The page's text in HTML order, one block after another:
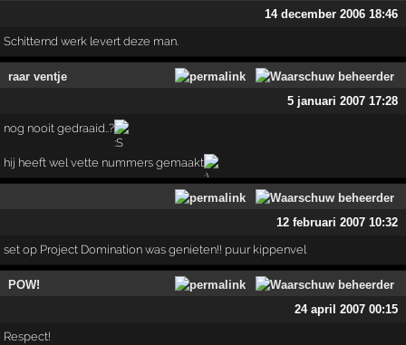
14 december 2006 18:46
Schitternd werk levert deze man.
raar ventje
5 januari 2007 17:28
nog nooit gedraaid..?
hij heeft wel vette nummers gemaakt
12 februari 2007 10:32
set op Project Domination was genieten!! puur kippenvel
POW!
24 april 2007 00:15
Respect!